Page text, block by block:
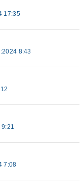
17:35
8:43
9:21
7:08